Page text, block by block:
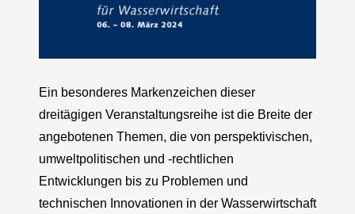
Ein besonderes Markenzeichen dieser
dreitägigen Veranstaltungsreihe ist die Breite der
angebotenen Themen, die von perspektivischen,
umweltpolitischen und -rechtlichen
Entwicklungen bis zu Problemen und
technischen Innovationen in der Wasserwirtschaft